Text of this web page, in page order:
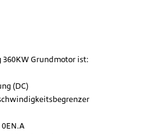
Grundmotor ist:
(DC)